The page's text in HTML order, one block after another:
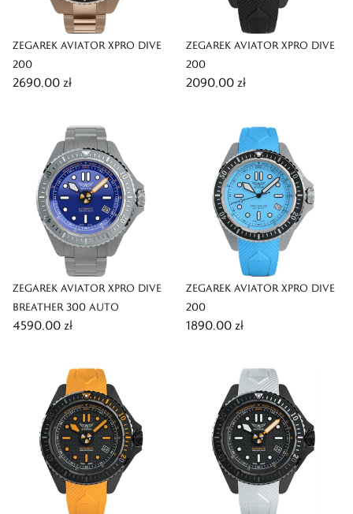
ZEGAREK AVIATOR XPRO DIVE
200
2690,00 zł
ZEGAREK AVIATOR XPRO DIVE
200
2090,00 zł
ZEGAREK AVIATOR XPRO DIVE
BREATHER 300 AUTO
4590,00 zł
ZEGAREK AVIATOR XPRO DIVE
200
1890,00 zł